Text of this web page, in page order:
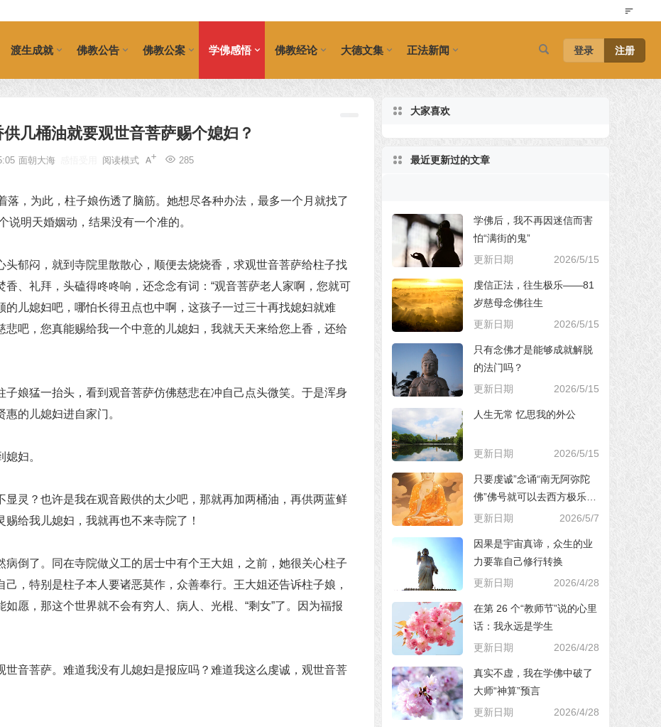
渡生成就 佛教公告 佛教公案 学佛感悟 佛教经论 大德文集 正法新闻 登录 注册
几桶油就要观世音菩萨赐个媳妇？
面朝大海 285
阅读模式
，为此，柱子娘伤透了脑筋。她想尽各种办法，最多一个月就找了
说明天婚姻动，结果没有一个准的。
郁闷，就到寺院里散散心，顺便去烧烧香，求观世音菩萨给柱子找
、礼拜，头磕得咚咚响，还念念有词：“观音菩萨老人家啊，您就可
儿媳妇吧，哪怕长得丑点也中啊，这孩子一过三十再找媳妇就难
吧，您真能赐给我一个中意的儿媳妇，我就天天来给您上香，还给
娘猛一抬头，看到观音菩萨仿佛慈悲在冲自己点头微笑。于是浑身
的儿媳妇进自家门。
妇。
灵？也许是我在观音殿供的太少吧，那就再加两桶油，再供两蓝鲜
给我儿媳妇，我就再也不来寺院了！
倒了。同在寺院做义工的居士中有个王大姐，之前，她很关心柱子
，特别是柱子本人要诸恶莫作，众善奉行。王大姐还告诉柱子娘，
愿，那这个世界就不会有穷人、病人、光棍、“剩女”了。因为福报
音菩萨。难道我没有儿媳妇是报应吗？难道我这么虔诚，观世音菩
大家喜欢
最近更新过的文章
学佛后，我不再因迷信而害
怕“满街的鬼”
更新日期
2026/5/15
虔信正法，往生极乐——81
岁慈母念佛往生
更新日期
2026/5/15
只有念佛才是能够成就解脱
的法门吗？
更新日期
2026/5/15
人生无常 忆思我的外公
更新日期 2026/5/15
只要虔诚”念诵“南无阿弥陀
佛”佛号就可以去西方极乐世
界，对吗？
更新日期 2026/5/7
因果是宇宙真谛，众生的业
力要靠自己修行转换
更新日期
2026/4/28
在第 26 个“教师节”说的心里
话：我永远是学生
更新日期
2026/4/28
真实不虚，我在学佛中破了
大师“神算”预言
更新日期
2026/4/28